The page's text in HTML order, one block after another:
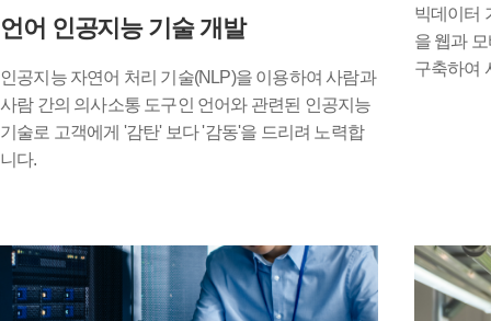
언어 인공지능 기술 개발
인공지능 자연어 처리 기술(NLP)을 이용하여 사람과
사람 간의 의사소통 도구인 언어와 관련된 인공지능
기술로 고객에게 '감탄' 보다 '감동'을 드리려 노력합
니다.
빅데이터
을 웹과
구축하여